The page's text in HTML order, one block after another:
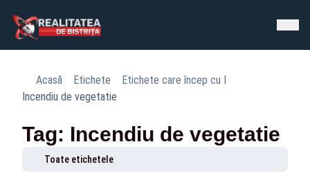
Acasă Etichete
Etichete care încep cu I
Incendiu de vegetatie
Tag: Incendiu de vegetatie
Toate etichetele